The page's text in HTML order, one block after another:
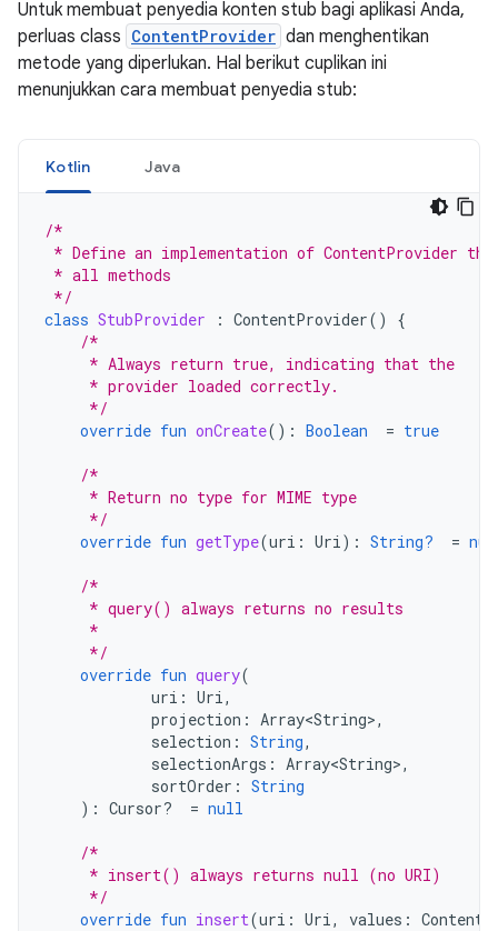
Untuk membuat penyedia konten stub bagi aplikasi Anda,
perluas class ContentProvider dan menghentikan
metode yang diperlukan. Hal berikut cuplikan ini
menunjukkan cara membuat penyedia stub:
Kotlin Java
/*
* Define an implementation of ContentProvider
* all methods
*/
class StubProvider : ContentProvider()
{
/*
     * Always return true, indicating that the
     * provider loaded correctly.
     */
override fun onCreate(): Boolean = true
/*
     * Return no type for MIME type
     */
override fun getType(uri : Uri): String? =
/*
     * query() always returns no results
     *
     */
override fun query(
uri : Uri,
projection : Array<String>,
selection : String,
selectionArgs : Array<String>,
sortOrder : String
): Cursor? = null
/*
     * insert() always returns null (no URI)
     */
override fun insert(uri : Uri, values :